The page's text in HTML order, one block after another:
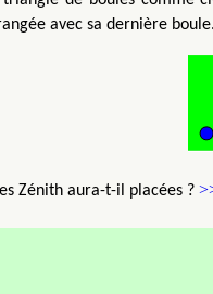
avec sa dernière
Zénith aura-t-il placées ?